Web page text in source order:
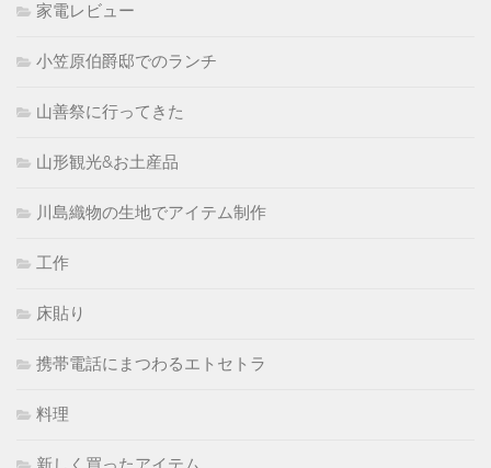
家電レビュー
小笠原伯爵邸でのランチ
山善祭に行ってきた
山形観光&お土産品
川島織物の生地でアイテム制作
工作
床貼り
携帯電話にまつわるエトセトラ
料理